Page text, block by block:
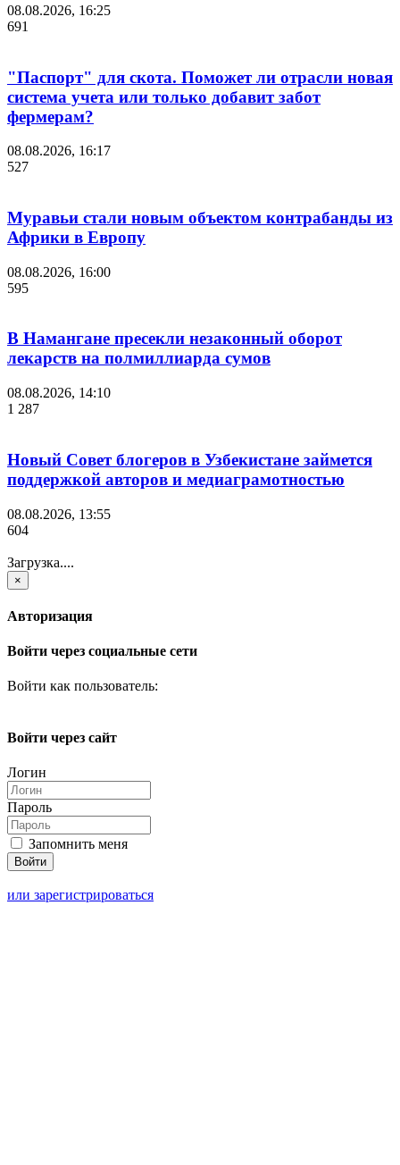
08.08.2026, 16:25
691
"Паспорт" для скота. Поможет ли отрасли новая
система учета или только добавит забот
фермерам?
08.08.2026, 16:17
527
Муравьи стали новым объектом контрабанды из
Африки в Европу
08.08.2026, 16:00
595
В Намангане пресекли незаконный оборот
лекарств на полмиллиарда сумов
08.08.2026, 14:10
1 287
Новый Совет блогеров в Узбекистане займется
поддержкой авторов и медиаграмотностью
08.08.2026, 13:55
604
Загрузка....
×
Авторизация
Войти через социальные сети
Войти как пользователь:
Войти через сайт
Логин
Пароль
Запомнить меня
или зарегистрироваться